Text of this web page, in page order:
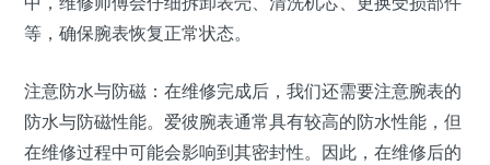
等，确保腕表恢复正常状态。
注意防水与防磁：在维修完成后，我们还需要注意腕表的
防水与防磁性能。爱彼腕表通常具有较高的防水性能，但
在维修过程中可能会影响到其密封性。因此，在维修后的